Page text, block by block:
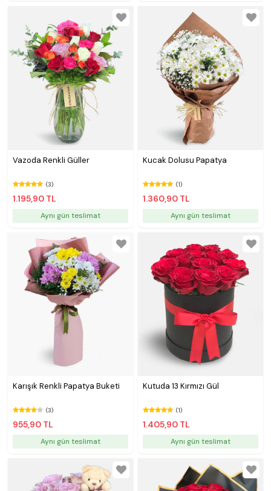
Vazoda Renkli Güller
(3)
1.195,90 TL
Aynı gün teslimat
Kucak Dolusu Papatya
(1)
1.360,90 TL
Aynı gün teslimat
Karışık Renkli Papatya Buketi
(3)
955,90 TL
Aynı gün teslimat
Kutuda 13 Kırmızı Gül
(1)
1.405,90 TL
Aynı gün teslimat